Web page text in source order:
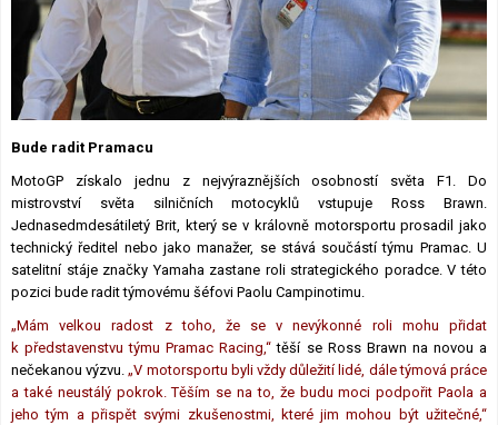
Týmy a jezdci F1
Okruhy F1
Bude radit Pramacu
MotoGP získalo jednu z nejvýraznějších osobností světa F1. Do
mistrovství světa silničních motocyklů vstupuje Ross Brawn.
Jednasedmdesátiletý Brit, který se v královně motorsportu prosadil jako
technický ředitel nebo jako manažer, se stává součástí týmu Pramac. U
satelitní stáje značky Yamaha zastane roli strategického poradce. V této
pozici bude radit týmovému šéfovi Paolu Campinotimu.
„Mám velkou radost z toho, že se v nevýkonné roli mohu přidat
k představenstvu týmu Pramac Racing,“ těší se Ross Brawn na novou a
nečekanou výzvu.„V motorsportu byli vždy důležití lidé, dále týmová práce
a také neustálý pokrok. Těším se na to, že budu moci podpořit Paola a
jeho tým a přispět svými zkušenostmi, které jim mohou být užitečné,“